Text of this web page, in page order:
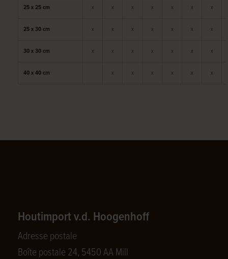
25 x 25 cm x x x x x x x
25 x 30 cm x x x x x x x
30 x 30 cm x x x x x x x
40 x 40 cm x x x x x x
Houtimport v.d. Hoogenhoff
Adresse postale
Boîte postale 24, 5450 AA Mill